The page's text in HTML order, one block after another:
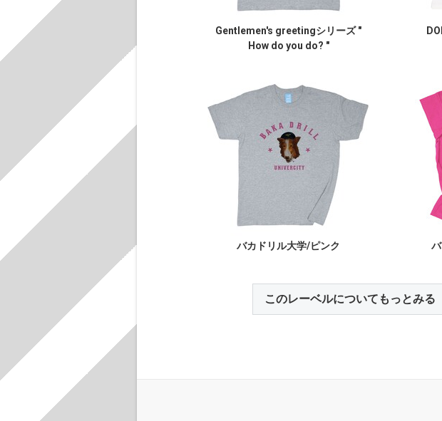
Gentlemen's greetingシリーズ "
How do you do? "
バカドリル大学/ピンク
このレーベルについてもっとみる